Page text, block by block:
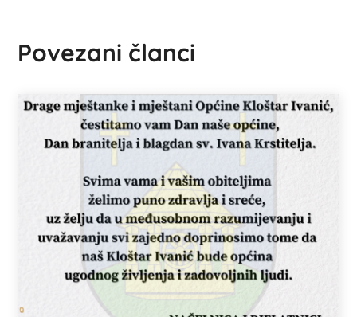
Povezani članci